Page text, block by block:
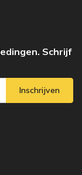
Schrijf
Inschrijven